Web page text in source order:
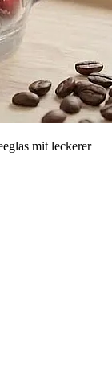
mit leckerer